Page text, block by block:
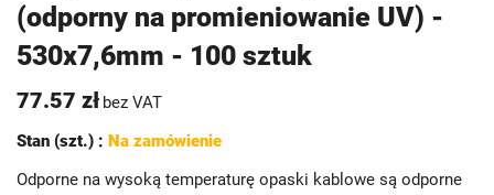
(odporny na promieniowanie UV) -
530x7,6mm - 100 sztuk
77.57 zł bez VAT
Stan (szt.) : Na zamówienie
Odporne na wysoką temperaturę opaski kablowe są odporne